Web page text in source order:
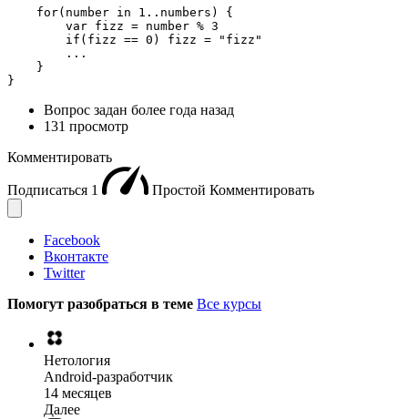
    for(number in 1..numbers) {
        var fizz = number % 3
        if(fizz == 0) fizz = "fizz"
        ...
    }
}
Вопрос задан более года назад
131 просмотр
Комментировать
Подписаться 1 Простой Комментировать
Facebook
Вконтакте
Twitter
Помогут разобраться в теме Все курсы
Нетология
Android-разработчик
14 месяцев
Далее